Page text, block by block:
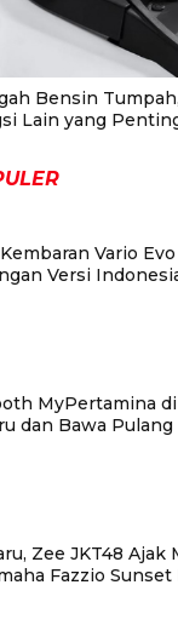
Bensin
Lain yang
Vario
Versi
MyPertamina
dan Bawa Pulang
Zee JKT48 Ajak
Fazzio Sunset